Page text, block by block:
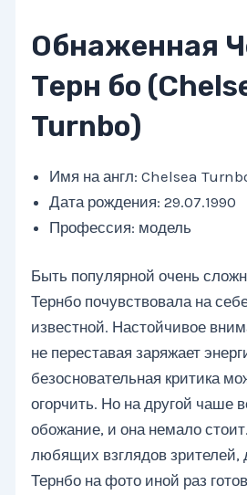
Обнаженная
Терн бо
Turnbo)
Имя на англ: Chelsea
Дата рождения: 29.07.1990
Профессия: модель
Быть популярной очень
Тернбо почувствовала на
известной. Настойчивое
не переставая заряжает
безосновательная критика
огорчить. Но на другой чаше
обожание, и она немало
любящих взглядов зрителей,
Тернбо на фото иной раз